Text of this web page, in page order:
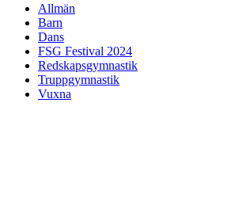
Allmän
Barn
Dans
FSG Festival 2024
Redskapsgymnastik
Truppgymnastik
Vuxna